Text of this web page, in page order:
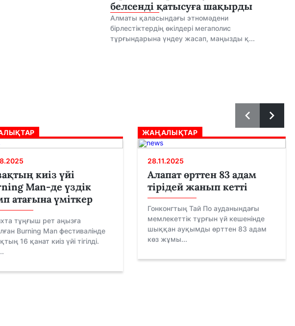
белсенді қатысуға шақырды
Алматы қаласындағы этномәдени
бірлестіктердің өкілдері мегаполис
тұрғындарына үндеу жасап, маңызды қ...
киіз үйі
Man-де үздік
атағына үміткер
тұңғыш рет аңызға
Burning Man фестивалінде
16 қанат киіз үйі тігілді.
ЖАҢАЛЫҚТАР
28.11.2025
Алапат өрттен 83 адам
тірідей жанып кетті
Гонконгтың Тай По ауданындағы
мемлекеттік тұрғын үй кешенінде
шыққан ауқымды өрттен 83 адам
көз жұмы...